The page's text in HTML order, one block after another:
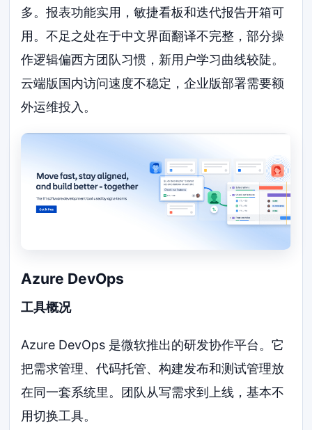
多。报表功能实用，敏捷看板和迭代报告开箱可
用。不足之处在于中文界面翻译不完整，部分操
作逻辑偏西方团队习惯，新用户学习曲线较陡。
云端版国内访问速度不稳定，企业版部署需要额
外运维投入。
Azure DevOps
工具概况
Azure DevOps 是微软推出的研发协作平台。它
把需求管理、代码托管、构建发布和测试管理放
在同一套系统里。团队从写需求到上线，基本不
用切换工具。